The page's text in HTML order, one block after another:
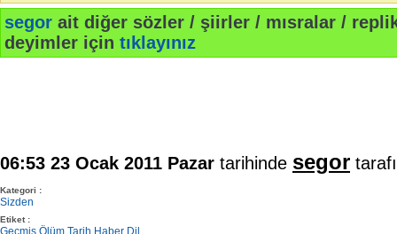
segor ait diğer sözler / şiirler / mısralar /
deyimler için tıklayınız
06:53 23 Ocak 2011 Pazar tarihinde segor
Kategori :
Sizden
Etiket :
Geçmiş Ölüm Tarih Haber Dil